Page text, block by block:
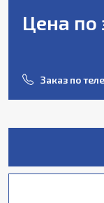
Цена по
Заказ по